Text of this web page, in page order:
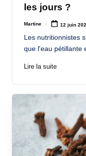
les jours ?
Posted
Martine 12 juin
Les nutritionnistes
que l'eau pétillante
Lire la suite